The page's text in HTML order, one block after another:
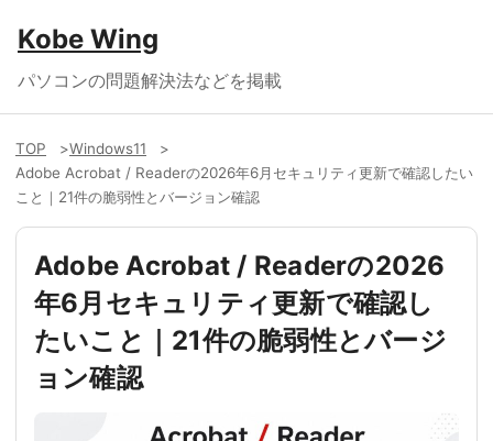
Kobe Wing
パソコンの問題解決法などを掲載
TOP
Windows11
Adobe Acrobat / Readerの2026年6月セキュリティ更新で確認したい
こと｜21件の脆弱性とバージョン確認
Adobe Acrobat / Readerの2026
年6月セキュリティ更新で確認し
たいこと｜21件の脆弱性とバージ
ョン確認